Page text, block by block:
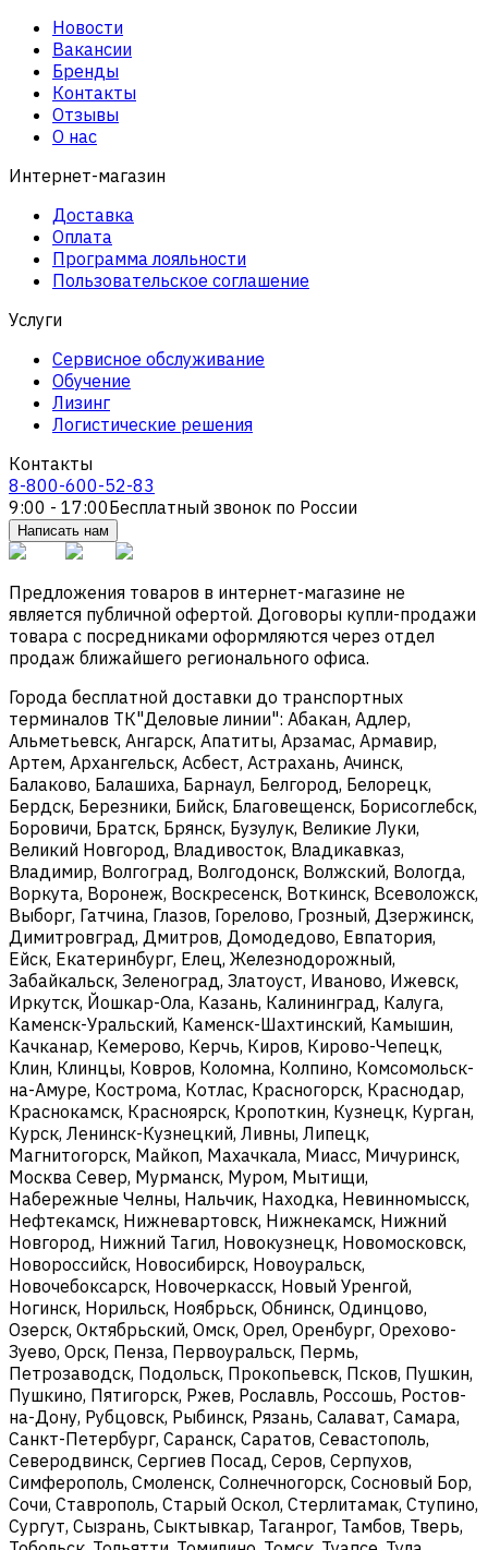
Новости
Вакансии
Бренды
Контакты
Отзывы
О нас
Интернет-магазин
Доставка
Оплата
Программа лояльности
Пользовательское соглашение
Услуги
Сервисное обслуживание
Обучение
Лизинг
Логистические решения
Контакты
8-800-600-52-83
9:00 - 17:00Бесплатный звонок по России
Написать нам
Предложения товаров в интернет-магазине не
является публичной офертой. Договоры купли-продажи
товара с посредниками оформляются через отдел
продаж ближайшего регионального офиса.
Города бесплатной доставки до транспортных
терминалов ТК"Деловые линии": Абакан, Адлер,
Альметьевск, Ангарск, Апатиты, Арзамас, Армавир,
Артем, Архангельск, Асбест, Астрахань, Ачинск,
Балаково, Балашиха, Барнаул, Белгород, Белорецк,
Бердск, Березники, Бийск, Благовещенск, Борисоглебск,
Боровичи, Братск, Брянск, Бузулук, Великие Луки,
Великий Новгород, Владивосток, Владикавказ,
Владимир, Волгоград, Волгодонск, Волжский, Вологда,
Воркута, Воронеж, Воскресенск, Воткинск, Всеволожск,
Выборг, Гатчина, Глазов, Горелово, Грозный, Дзержинск,
Димитровград, Дмитров, Домодедово, Евпатория,
Ейск, Екатеринбург, Елец, Железнодорожный,
Забайкальск, Зеленоград, Златоуст, Иваново, Ижевск,
Иркутск, Йошкар-Ола, Казань, Калининград, Калуга,
Каменск-Уральский, Каменск-Шахтинский, Камышин,
Качканар, Кемерово, Керчь, Киров, Кирово-Чепецк,
Клин, Клинцы, Ковров, Коломна, Колпино, Комсомольск-
на-Амуре, Кострома, Котлас, Красногорск, Краснодар,
Краснокамск, Красноярск, Кропоткин, Кузнецк, Курган,
Курск, Ленинск-Кузнецкий, Ливны, Липецк,
Магнитогорск, Майкоп, Махачкала, Миасс, Мичуринск,
Москва Север, Мурманск, Муром, Мытищи,
Набережные Челны, Нальчик, Находка, Невинномысск,
Нефтекамск, Нижневартовск, Нижнекамск, Нижний
Новгород, Нижний Тагил, Новокузнецк, Новомосковск,
Новороссийск, Новосибирск, Новоуральск,
Новочебоксарск, Новочеркасск, Новый Уренгой,
Ногинск, Норильск, Ноябрьск, Обнинск, Одинцово,
Озерск, Октябрьский, Омск, Орел, Оренбург, Орехово-
Зуево, Орск, Пенза, Первоуральск, Пермь,
Петрозаводск, Подольск, Прокопьевск, Псков, Пушкин,
Пушкино, Пятигорск, Ржев, Рославль, Россошь, Ростов-
на-Дону, Рубцовск, Рыбинск, Рязань, Салават, Самара,
Санкт-Петербург, Саранск, Саратов, Севастополь,
Северодвинск, Сергиев Посад, Серов, Серпухов,
Симферополь, Смоленск, Солнечногорск, Сосновый Бор,
Сочи, Ставрополь, Старый Оскол, Стерлитамак, Ступино,
Сургут, Сызрань, Сыктывкар, Таганрог, Тамбов, Тверь,